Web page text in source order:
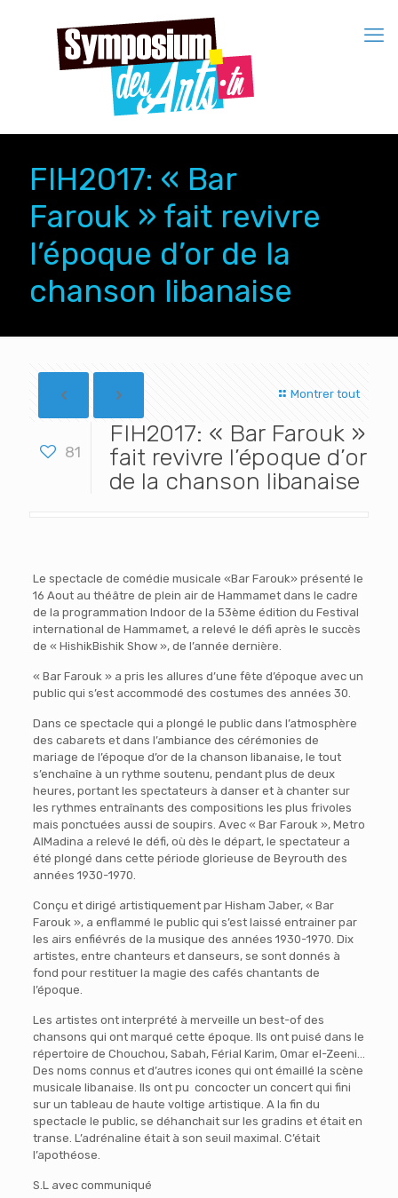
FIH2017: « Bar
Farouk » fait revivre
l’époque d’or de la
chanson libanaise
Montrer tout
81
FIH2017: « Bar Farouk »
fait revivre l’époque d’or
de la chanson libanaise
Le spectacle de comédie musicale «Bar Farouk» présenté le
16 Aout au théâtre de plein air de Hammamet dans le cadre
de la programmation Indoor de la 53ème édition du Festival
international de Hammamet, a relevé le défi après le succès
de « HishikBishik Show », de l’année dernière.
« Bar Farouk » a pris les allures d’une fête d’époque avec un
public qui s’est accommodé des costumes des années 30.
Dans ce spectacle qui a plongé le public dans l’atmosphère
des cabarets et dans l’ambiance des cérémonies de
mariage de l’époque d’or de la chanson libanaise, le tout
s’enchaîne à un rythme soutenu, pendant plus de deux
heures, portant les spectateurs à danser et à chanter sur
les rythmes entraînants des compositions les plus frivoles
mais ponctuées aussi de soupirs. Avec « Bar Farouk », Metro
AlMadina a relevé le défi, où dès le départ, le spectateur a
été plongé dans cette période glorieuse de Beyrouth des
années 1930-1970.
Conçu et dirigé artistiquement par Hisham Jaber, « Bar
Farouk », a enflammé le public qui s’est laissé entrainer par
les airs enfiévrés de la musique des années 1930-1970. Dix
artistes, entre chanteurs et danseurs, se sont donnés à
fond pour restituer la magie des cafés chantants de
l’époque.
Les artistes ont interprété à merveille un best-of des
chansons qui ont marqué cette époque. Ils ont puisé dans le
répertoire de Chouchou, Sabah, Férial Karim, Omar el-Zeeni…
Des noms connus et d’autres icones qui ont émaillé la scène
musicale libanaise. Ils ont pu concocter un concert qui fini
sur un tableau de haute voltige artistique. A la fin du
spectacle le public, se déhanchait sur les gradins et était en
transe. L’adrénaline était à son seuil maximal. C’était
l’apothéose.
S.L avec communiqué